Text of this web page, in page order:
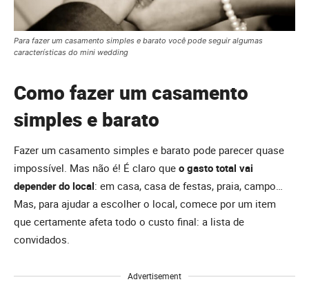
Para fazer um casamento simples e barato você pode seguir algumas
características do mini wedding
Como fazer um casamento
simples e barato
Fazer um casamento simples e barato pode parecer quase
impossível. Mas não é! É claro que o gasto total vai
depender do local: em casa, casa de festas, praia, campo…
Mas, para ajudar a escolher o local, comece por um item
que certamente afeta todo o custo final: a lista de
convidados.
Advertisement